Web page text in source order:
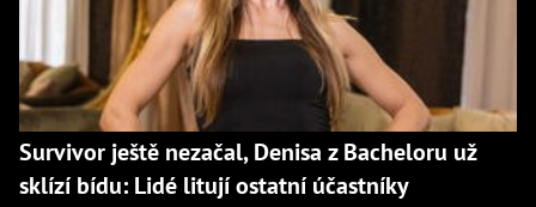
Survivor ještě nezačal, Denisa z Bacheloru už
sklízí bídu: Lidé litují ostatní účastníky